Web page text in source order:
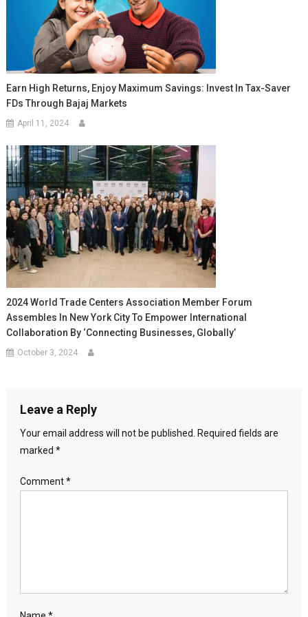
Earn High Returns, Enjoy Maximum Savings: Invest In Tax-Saver
FDs Through Bajaj Markets
April 11, 2024
2024 World Trade Centers Association Member Forum
Assembles In New York City To Empower International
Collaboration By ‘Connecting Businesses, Globally’
October 3, 2024
Leave a Reply
Your email address will not be published.
Required fields are
marked *
Comment*